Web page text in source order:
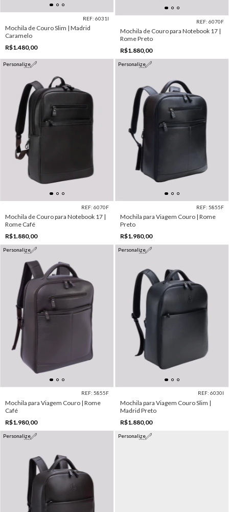
REF: 6031I
Mochila de Couro Slim | Madrid
Caramelo
R$1.480,00
REF: 6070F
Mochila de Couro para Notebook 17 |
Rome Preto
R$1.880,00
Personalize
REF: 6070F
Mochila de Couro para Notebook 17 |
Rome Café
R$1.880,00
Personalize
REF: 5855F
Mochila para Viagem Couro | Rome
Preto
R$1.980,00
Personalize
REF: 5855F
Mochila para Viagem Couro | Rome
Café
R$1.980,00
Personalize
REF: 6030I
Mochila para Viagem Couro Slim |
Madrid Preto
R$1.880,00
Personalize Personalize